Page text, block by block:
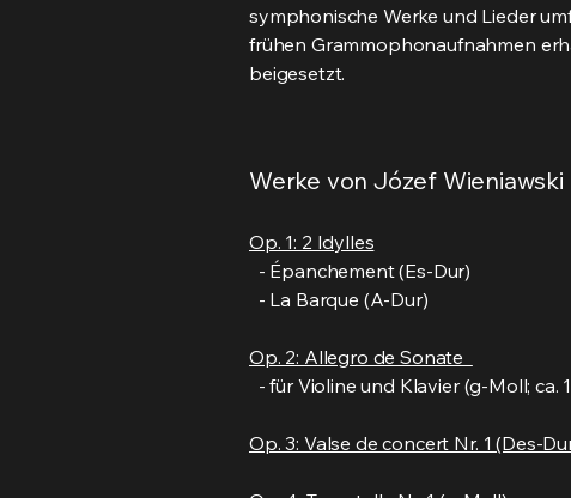
symphonische Werke und Lieder
frühen Grammophonaufnahmen
beigesetzt.
Werke von Józef Wieniawski
Op. 1: 2 Idylles
- Épanchement (Es-Dur)
- La Barque (A-Dur)
Op. 2: Allegro de Sonate
- für Violine und Klavier (g-Moll; ca.
Op. 3: Valse de concert Nr. 1 (Des-